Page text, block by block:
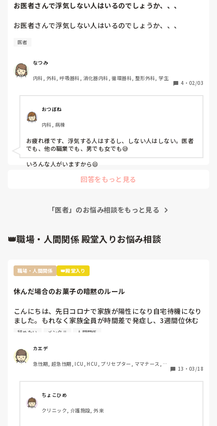
ませんヽ(*´∀｀)ノ
お医者さんで浮気しない人はいるのでしょうか、、、
お医者さんで浮気しない人はいるのでしょうか、、、
医者
なつみ
内科, 外科, 呼吸器科, 消化器内科, 循環器科, 整形外科, 学生
4 ・ 02/03
おつぼね
内科, 病棟
お疲れ様です、浮気する人はするし、しない人はしない。医者
でも、他の職業でも、男でも女でも😅
いろんな人がいますから😄
回答をもっと見る
「医者」のお悩み相談をもっと見る
👑職場・人間関係 殿堂入りお悩み相談
職場・人間関係 👑殿堂入り
休んだ場合のお菓子の暗黙のルール
こんにちは、先日コロナで家族が陽性になり自宅待機になり
ました。もれなく家族全員が時間差で発症し、3週間位休む
ことになりました。
菓子を4袋くらい買って行ったんですが…
裏であんなに迷惑かけたのにファミリーパックって馬鹿にさ
れてるよねとお局がクラークさんに言ってたんですよね。
いな感じ、やむを得ない理由での突発的な休みではファミリ
ーパックとかみんなで食べれるお菓子を買ってくるみたいな
暗黙のルールがありました。
転職して初めての何日も休む休みだし、他の方もコストコの
辞めたい メンタル 人間関係
カエデ
急性期, 超急性期, ICU, HCU, プリセプター, ママナース, リ
13 ・ 03/18
ちょこひめ
クリニック, 介護施設, 外来